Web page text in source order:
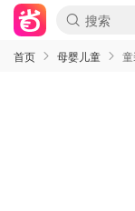
首页 母婴儿童